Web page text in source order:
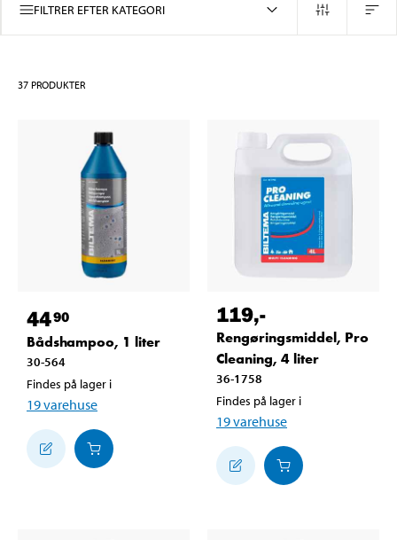
FILTRER EFTER KATEGORI
37 PRODUKTER
4490
Bådshampoo, 1 liter
30-564
Findes på lager i
19varehuse
119,-
Rengøringsmiddel, Pro
Cleaning, 4 liter
36-1758
Findes på lager i
19varehuse